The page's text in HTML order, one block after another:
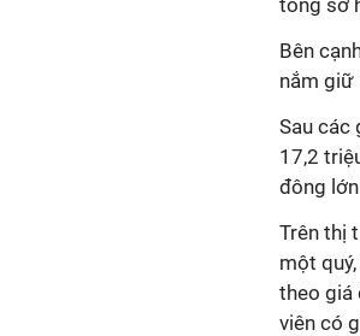
tổng sở
Bên
nắm giữ
Sau các
17,2
đông
Trên thị
một
theo giá
viên có